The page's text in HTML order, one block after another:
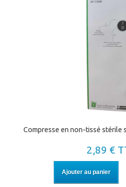
Compresse en non-tissé stérile
2,89 €
Ajouter au panier